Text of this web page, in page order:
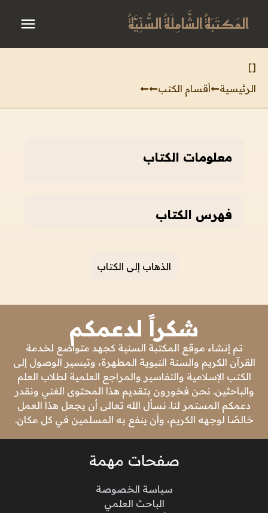
المَكتَبَةُ الشَّامِلَةُ السُّنِّيَّةُ
[
]
الرئيسية
أقسام الكتب
معلومات الكتاب
فهرس الكتاب
الذهاب إلى الكتاب
شكراً لدعمكم
تم إنشاء موقع المكتبة السنية كجهد متواضع لخدمة
القرآن الكريم والسنة النبوية المطهرة، وتيسير الوصول إلى
الكتب الإسلامية والتفاسير والمراجع العلمية لطلاب العلم
والباحثين. نحن فخورون بتقديم هذا المحتوى الغني ونقدر
دعمكم المستمر لنا. نسأل الله تعالى أن يجعل هذا العمل
خالصًا لوجهه الكريم، وأن ينفع به المسلمين في كل مكان.
صفحات مهمة
سياسة الخصوصة
الباحث العلمي